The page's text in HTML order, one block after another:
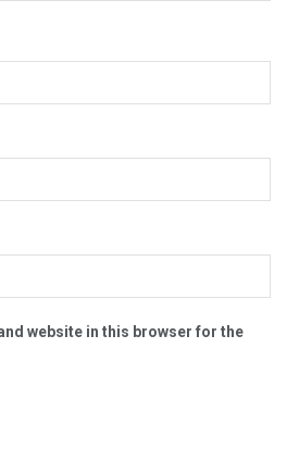
website in this browser for the